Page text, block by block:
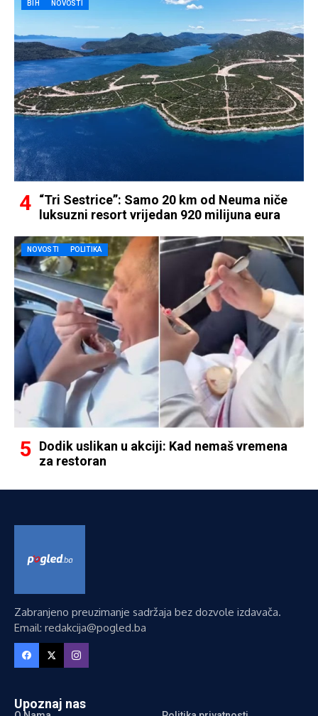
BIH NOVOSTI
“Tri Sestrice”: Samo 20 km od Neuma niče
luksuzni resort vrijedan 920 milijuna eura
NOVOSTI POLITIKA
Dodik uslikan u akciji: Kad nemaš vremena
za restoran
Zabranjeno preuzimanje sadržaja bez dozvole izdavača.
Email: redakcija@pogled.ba
Upoznaj nas